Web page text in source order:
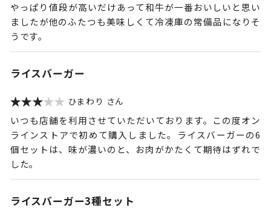
やっぱり値段が高いだけあって和牛が一番おいしいと思い
ましたが他のふたつも美味しくて冷凍庫の常備品になりそ
うです。
ライスバーガー
ひまわり
いつも店舗を利用させていただいております。この度オン
ラインストアで初めて購入しました。ライスバーガーの6
個セットは、味が濃いのと、お肉がかたくて期待はずれで
した。
ライスバーガー3種セット